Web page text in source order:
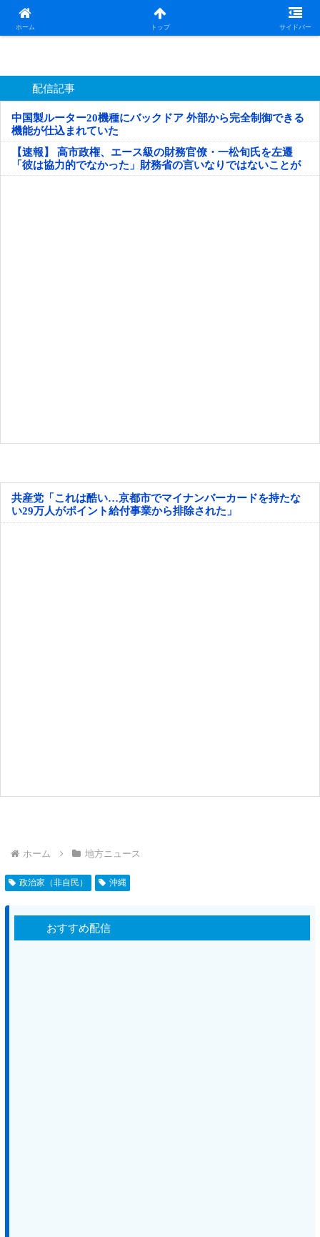
ホーム トップ サイドバー
日本第一！ニュース録
配信記事
中国製ルーター20機種にバックドア 外部から完全制御できる
機能が仕込まれていた
【速報】 高市政権、エース級の財務官僚・一松旬氏を左遷
「彼は協力的でなかった」財務省の言いなりではないことが
判明
共産党「これは酷い…京都市でマイナンバーカードを持たな
い29万人がポイント給付事業から排除された」
ホーム 地方ニュース
政治家（非自民） 沖縄
おすすめ配信